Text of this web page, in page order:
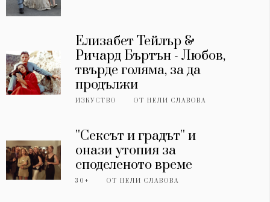
Елизабет Тейлър &
Ричард Бъртън - Любов,
твърде голяма, за да
продължи
ИЗКУСТВО ОТНЕЛИ СЛАВОВА
''Сексът и градът'' и
онази утопия за
споделеното време
30+ ОТНЕЛИ СЛАВОВА